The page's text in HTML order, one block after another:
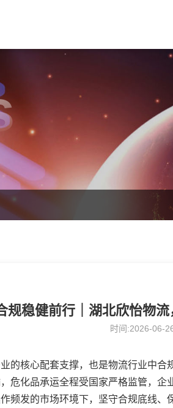
规稳健前行｜湖北欣怡物
时间:2026-06-
的核心配套支撑，也是物流行业中
危化品承运全程受国家严格监管，企
频发的市场环境下，坚守合规底线